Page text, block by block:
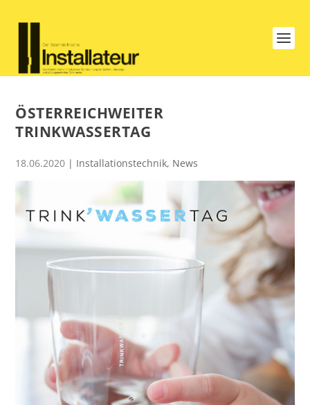
ÖSTERREICHWEITER
TRINKWASSERTAG
18.06.2020 | Installationstechnik, News